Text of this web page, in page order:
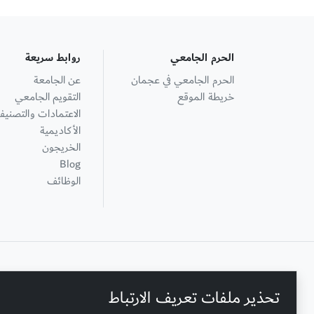
تحذير ملفات تعريف الارتباط
الحرم الجامعي
الحرم الجامعي في عجمان
خريطة الموقع
روابط سريعة
عن الجامعة
التقويم الجامعي
الاعتمادات
الأكاديمية
الخريجون
Blog
الوظائف